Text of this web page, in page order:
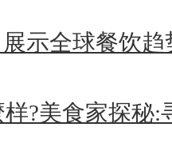
示全球餐饮
?美食家探秘